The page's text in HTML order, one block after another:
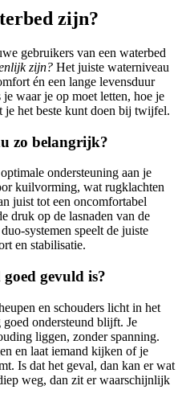
zijn?
gebruikers van een waterbed
zijn? Het juiste waterniveau
én een lange levensduur
waar je op moet letten, hoe je
het beste kunt doen bij twijfel.
zo belangrijk?
ondersteuning aan je
kuilvorming, wat rugklachten
juist tot een oncomfortabel
druk op de lasnaden van de
systemen speelt de juiste
en stabilisatie.
gevuld is?
en schouders licht in het
ondersteund blijft. Je
liggen, zonder spanning.
en laat iemand kijken of je
Is dat het geval, dan kan er wat
weg, dan zit er waarschijnlijk